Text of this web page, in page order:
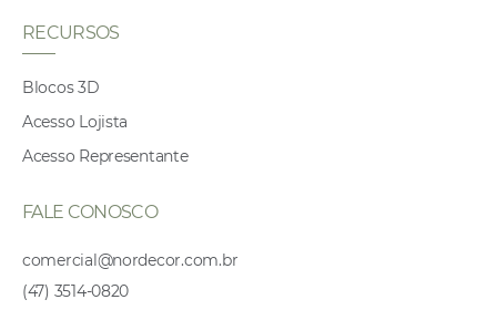
RECURSOS
Blocos 3D
Acesso Lojista
Acesso Representante
FALE CONOSCO
comercial@nordecor.com.br
(47) 3514-0820